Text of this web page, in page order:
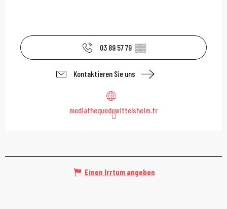
03 89 57 79 ▒▒
Kontaktieren Sie uns
mediathequedewittelsheim.fr
Einen Irrtum angeben